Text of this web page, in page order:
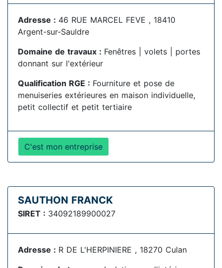
Adresse : 46 RUE MARCEL FEVE , 18410
Argent-sur-Sauldre
Domaine de travaux : Fenêtres | volets | portes
donnant sur l'extérieur
Qualification RGE : Fourniture et pose de
menuiseries extérieures en maison individuelle,
petit collectif et petit tertiaire
C'est mon entreprise
SAUTHON FRANCK
SIRET : 34092189900027
Adresse : R DE L'HERPINIERE , 18270 Culan